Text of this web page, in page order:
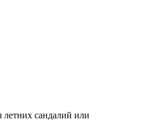
летних сандалий или